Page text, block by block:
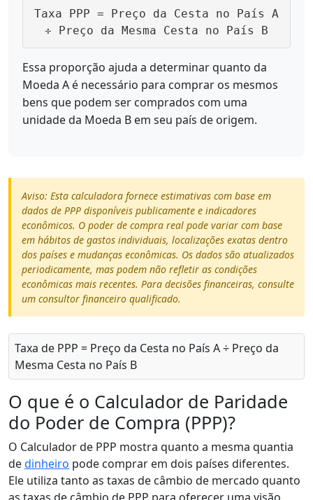
Taxa PPP = Preço da Cesta no País A
÷ Preço da Mesma Cesta no País B
Essa proporção ajuda a determinar quanto da
Moeda A é necessário para comprar os mesmos
bens que podem ser comprados com uma
unidade da Moeda B em seu país de origem.
Aviso: Esta calculadora fornece estimativas com base em
dados de PPP disponíveis publicamente e indicadores
econômicos. O poder de compra real pode variar com base
em hábitos de gastos individuais, localizações exatas dentro
dos países e mudanças econômicas. Os dados são atualizados
periodicamente, mas podem não refletir as condições
econômicas mais recentes. Para decisões financeiras, consulte
um consultor financeiro qualificado.
Taxa de PPP = Preço da Cesta no País A ÷ Preço da
Mesma Cesta no País B
O que é o Calculador de Paridade
do Poder de Compra (PPP)?
O Calculador de PPP mostra quanto a mesma quantia
dedinheiro pode comprar em dois países diferentes.
Ele utiliza tanto as taxas de câmbio de mercado quanto